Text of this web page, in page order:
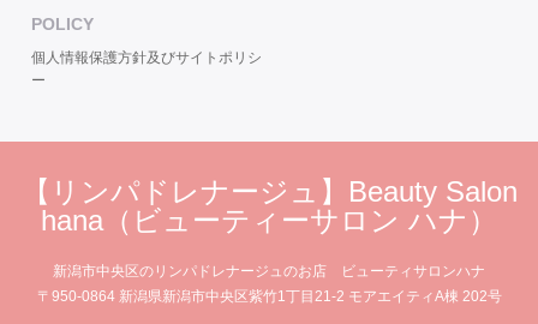
POLICY
個人情報保護方針及びサイトポリシ
ー
【リンパドレナージュ】Beauty Salon
hana（ビューティーサロン ハナ）
新潟市中央区のリンパドレナージュのお店 ビューティサロンハナ
〒950-0864 新潟県新潟市中央区紫竹1丁目21-2 モアエイティA棟 202号